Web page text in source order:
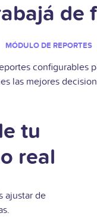
de
MÓDULO DE REPORTES
configurables
las mejores
tu
real
ajustar de